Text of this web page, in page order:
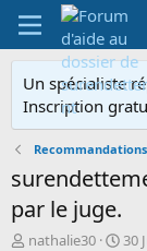
Un spécialiste
Inscription
par le juge.
A
nathalie30
D
30